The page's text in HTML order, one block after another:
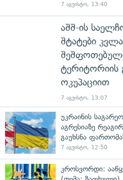
7 აგვისტო, 13:40
აშშ-ის
შტატები
ტერიტორიის
ოკუპაციით
7 აგვისტო, 13:07
უკრაინის
აგრესიაზე
გაუხსნა
7 აგვისტო, 12:50
კროსვორდი: